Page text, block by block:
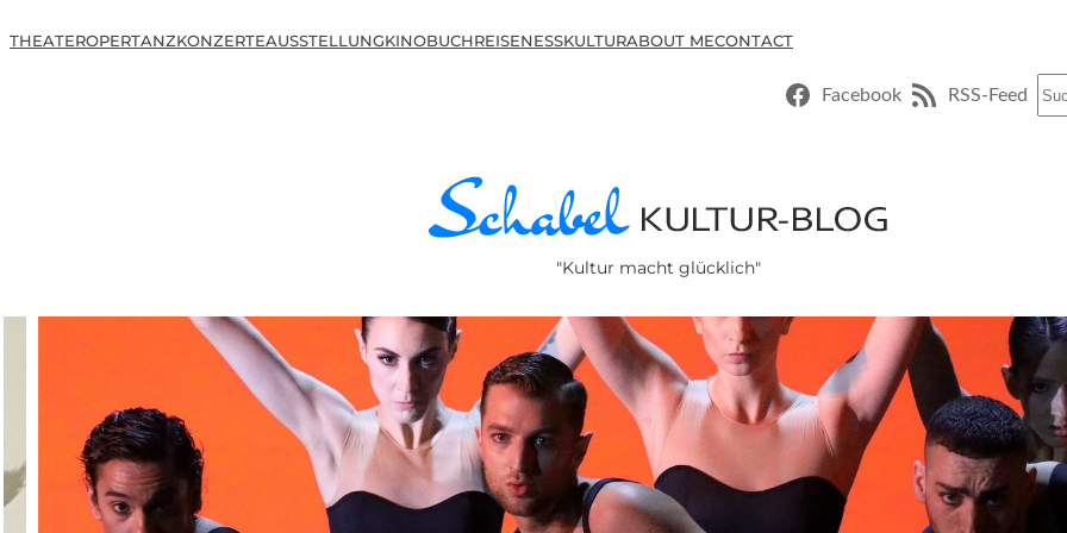
THEATEROPERTANZKONZERTEAUSSTELLUNGKINOBUCHREISENESSKULTURABOUT MECONTACT
Facebook RSS-Feed
"Kultur macht glücklich"